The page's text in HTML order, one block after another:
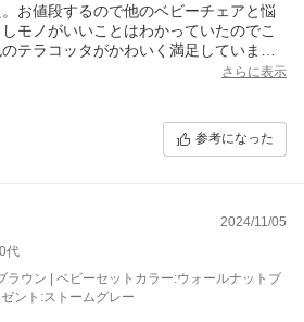
お値段するので他のベビーチェアと悩
モノがいいことはわかっていたのでこ
テラコッタがかわいく満足していま
さらに表示
参考になった
2024/11/05
代
ラウン | ベビーセットカラー:ウォールナットブ
ント:ストームグレー